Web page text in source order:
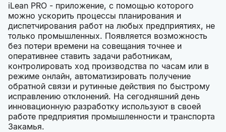
iLean PRO - приложение, с помощью которого
можно ускорить процессы планирования и
диспетчирования работ на любых предприятиях, не
только промышленных. Появляется возможность
без потери времени на совещания точнее и
оперативнее ставить задачи работникам,
контролировать ход производства по часам или в
режиме онлайн, автоматизировать получение
обратной связи и рутинные действия по быстрому
исправлению отклонений. На сегодняшний день
инновационную разработку используют в своей
работе предприятия промышленности и транспорта
Закамья.